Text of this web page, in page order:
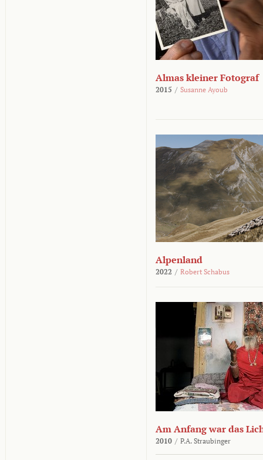
Almas kleiner Fotograf
2015 / Susanne Ayoub
Alpenland
2022 / Robert Schabus
Am Anfang war das
2010 / P.A. Straubinger